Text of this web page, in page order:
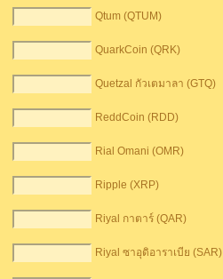
Qtum (QTUM)
QuarkCoin (QRK)
Quetzal กัวเตมาลา (GTQ)
ReddCoin (RDD)
Rial Omani (OMR)
Ripple (XRP)
Riyal กาตาร์ (QAR)
Riyal ซาอุดิอาราเบีย (SAR)